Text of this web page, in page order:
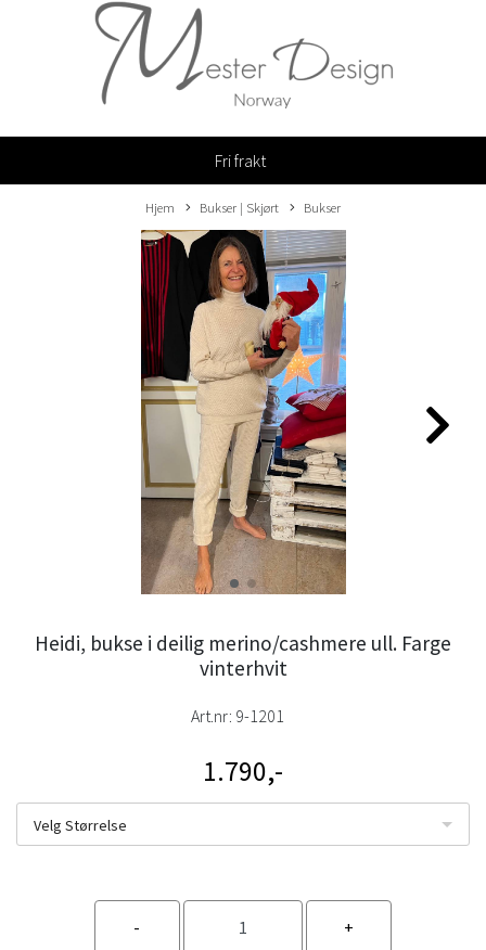
Fri frakt
Hjem Bukser | Skjørt Bukser
Heidi, bukse i deilig merino/cashmere ull. Farge
vinterhvit
Art.nr: 9-1201
1.790,-
Velg Størrelse